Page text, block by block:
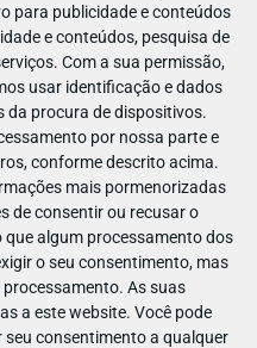
para publicidade e conteúdos
e conteúdos, pesquisa de
Com a sua permissão,
usar identificação e dados
da procura de dispositivos.
por nossa parte e
conforme descrito acima.
mais pormenorizadas
de consentir ou recusar o
que algum processamento dos
o seu consentimento, mas
processamento. As suas
a este website. Você pode
consentimento a qualquer
10